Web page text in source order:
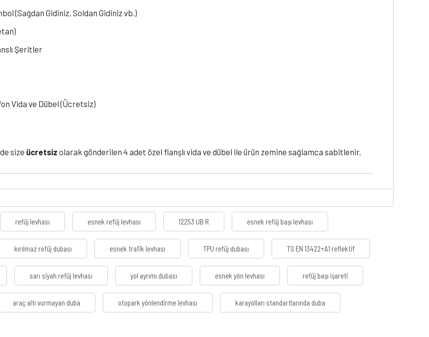
(Sağdan Gidiniz, Soldan Gidiniz vb.)
Şeritler
Vida ve Dübel (Ücretsiz)
size ücretsiz olarak gönderilen 4 adet özel flanşlı vida ve dübel ile ürün zemine sağlamca sabitlenir.
refüj levhası esnek refüj levhası 12253 UB R esnek refüj başı levhası
kırılmaz refüj dubası esnek trafik levhası TPU refüj dubası TS EN 13422+A1 reflektif
sarı siyah refüj levhası yol ayrımı dubası esnek yön levhası refüj başı işareti
araç altı vurmayan duba otopark yönlendirme levhası karayolları standartlarında duba